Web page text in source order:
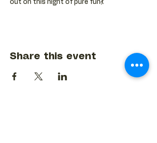
out on this night of pure fun💃
Share this event